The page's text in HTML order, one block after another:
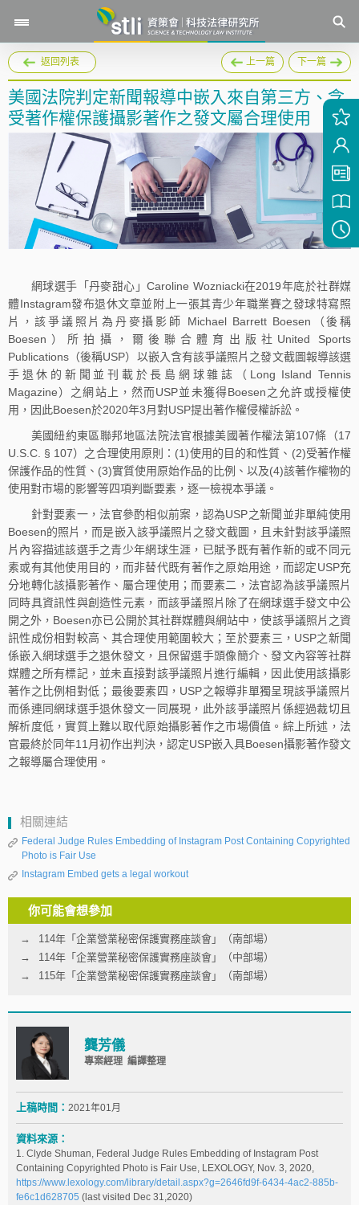
返回列表 上一篇 下一篇
美國法院判定新聞報導中嵌入來自第三方、含
受著作權保護攝影著作之發文屬合理使用
網球選手「丹麥甜心」Caroline Wozniacki在2019年底於社群媒
體Instagram發布退休文章並附上一張其青少年職業賽之發球特寫照
片，該爭議照片為丹麥攝影師 Michael Barrett Boesen（後稱
Boesen）所拍攝，爾後聯合體育出版社United Sports
Publications（後稱USP）以嵌入含有該爭議照片之發文截圖報導該選
手退休的新聞並刊載於長島網球雜誌（Long Island Tennis
Magazine）之網站上，然而USP並未獲得Boesen之允許或授權使
用，因此Boesen於2020年3月對USP提出著作權侵權訴訟。
美國紐約東區聯邦地區法院法官根據美國著作權法第107條（17
U.S.C. § 107）之合理使用原則：(1)使用的目的和性質、(2)受著作權
保護作品的性質、(3)實質使用原始作品的比例、以及(4)該著作權物的
使用對市場的影響等四項判斷要素，逐一檢視本爭議。
針對要素一，法官參酌相似前案，認為USP之新聞並非單純使用
Boesen的照片，而是嵌入該爭議照片之發文截圖，且未針對該爭議照
片內容描述該選手之青少年網球生涯，已賦予既有著作新的或不同元
素或有其他使用目的，而非替代既有著作之原始用途，而認定USP充
分地轉化該攝影著作、屬合理使用；而要素二，法官認為該爭議照片
同時具資訊性與創造性元素，而該爭議照片除了在網球選手發文中公
開之外，Boesen亦已公開於其社群媒體與網站中，使該爭議照片之資
訊性成份相對較高、其合理使用範圍較大；至於要素三，USP之新聞
係嵌入網球選手之退休發文，且保留選手頭像簡介、發文內容等社群
媒體之所有標記，並未直接對該爭議照片進行編輯，因此使用該攝影
著作之比例相對低；最後要素四，USP之報導非單獨呈現該爭議照片
而係連同網球選手退休發文一同展現，此外該爭議照片係經過裁切且
解析度低，實質上難以取代原始攝影著作之市場價值。綜上所述，法
官最終於同年11月初作出判決，認定USP嵌入具Boesen攝影著作發文
之報導屬合理使用。
相關連結
Federal Judge Rules Embedding of Instagram Post Containing Copyrighted
Photo is Fair Use
Instagram Embed gets a legal workout
你可能會想參加
114年「企業營業秘密保護實務座談會」（南部場）
114年「企業營業秘密保護實務座談會」（中部場）
115年「企業營業秘密保護實務座談會」（南部場）
龔芳儀
專案經理 編譯整理
上稿時間： 2021年01月
資料來源：
1. Clyde Shuman, Federal Judge Rules Embedding of Instagram Post
Containing Copyrighted Photo is Fair Use, LEXOLOGY, Nov. 3, 2020,
https://www.lexology.com/library/detail.aspx?g=2646fd9f-6434-4ac2-885b-
fe6c1d628705 (last visited Dec 31,2020)